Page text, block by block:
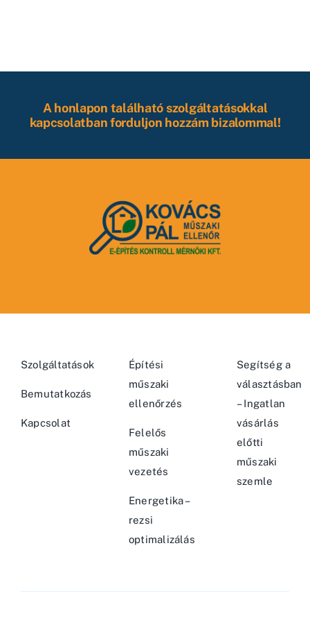
A honlapon található szolgáltatásokkal
kapcsolatban forduljon hozzám bizalommal!
Szolgáltatások
Bemutatkozás
Kapcsolat
Építési
műszaki
ellenőrzés
Felelős
műszaki
vezetés
Energetika –
rezsi
optimalizálás
Segítség a
választásban
– Ingatlan
vásárlás
előtti
műszaki
szemle